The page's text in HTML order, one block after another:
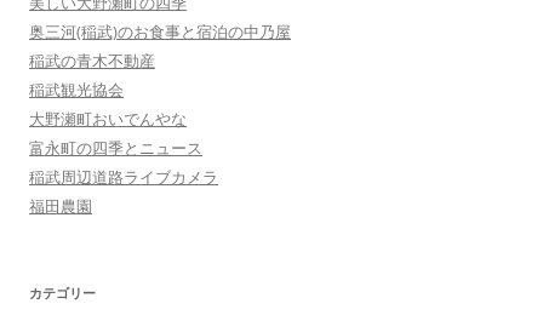
奥三河(稲武)のお食事と宿泊の中乃屋
稲武の青木不動産
稲武観光協会
大野瀬町おいでんやな
富永町の四季とニュース
稲武周辺道路ライブカメラ
福田農園
カテゴリー